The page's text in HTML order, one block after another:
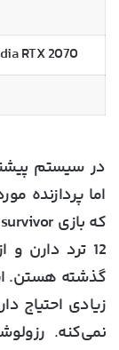
RTX 2070
در سیستم
اما پردازنده
12 ترد دارن
گذشته هستن.
زیادی احتیاج